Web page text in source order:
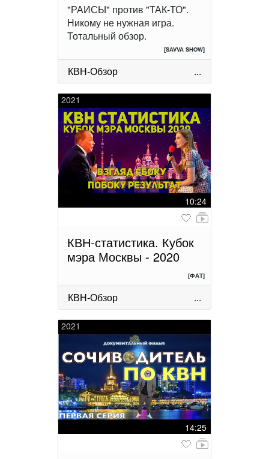
"РАИСЫ" против "ТАК-ТО".
Никому не нужная игра.
Тотальный обзор.
[SAVVA SHOW]
КВН-Обзор ...
2021
10:24
КВН-статистика. Кубок
мэра Москвы - 2020
[ФАТ]
КВН-Обзор ...
2021
14:25